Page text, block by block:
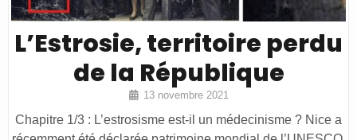
L’Estrosie, territoire perdu
de la République
13 novembre 2021
Chapitre 1/3 : L’estrosisme est-il un médecinisme ? Nice a